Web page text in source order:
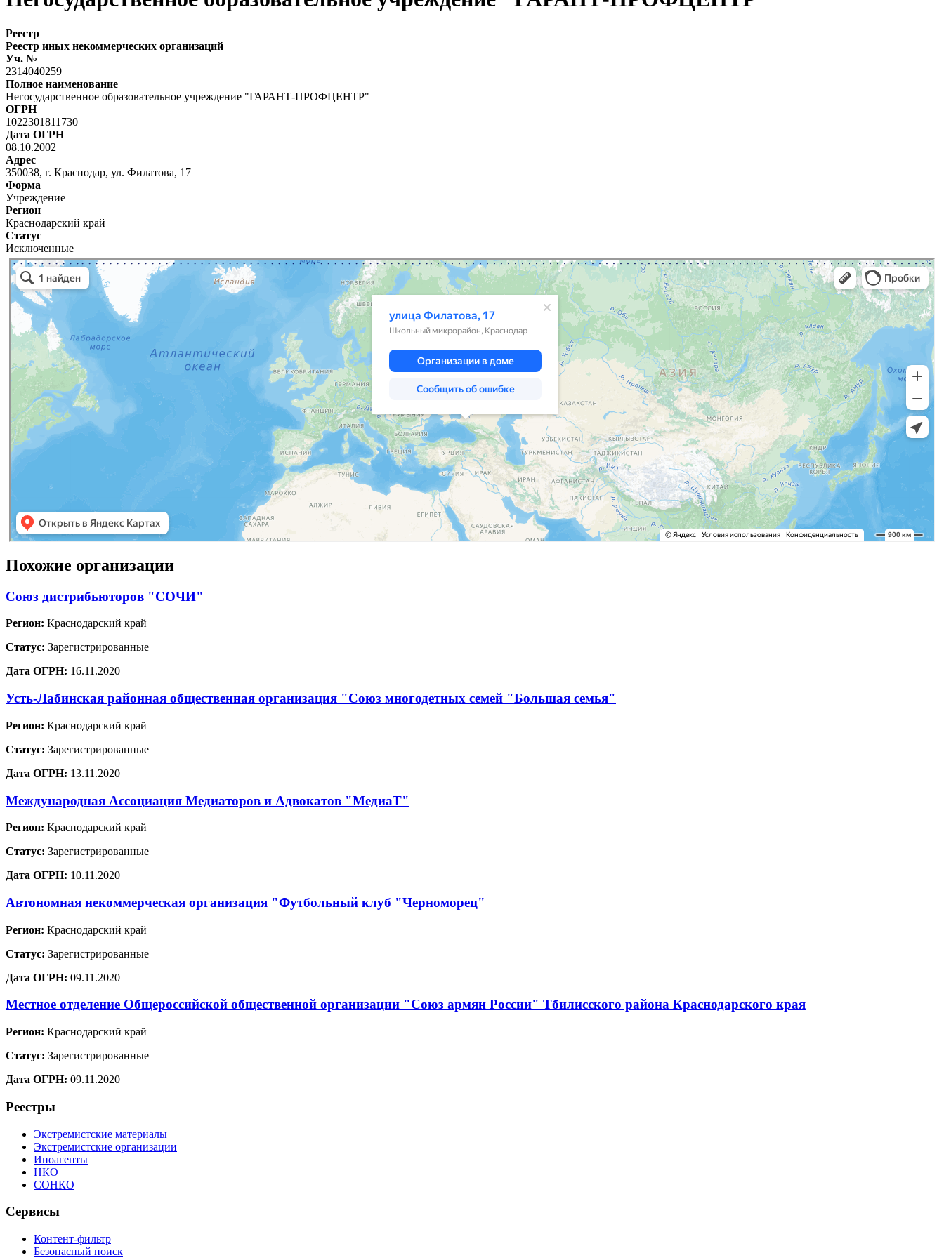
Реестр
Реестр иных некоммерческих организаций
Уч. №
2314040259
Полное наименование
Негосударственное образовательное учреждение "ГАРАНТ-ПРОФЦЕНТР"
ОГРН
1022301811730
Дата ОГРН
08.10.2002
Адрес
350038, г. Краснодар, ул. Филатова, 17
Форма
Учреждение
Регион
Краснодарский край
Статус
Исключенные
Похожие организации
Союз дистрибьюторов "СОЧИ"
Регион: Краснодарский край
Статус: Зарегистрированные
Дата ОГРН: 16.11.2020
Усть-Лабинская районная общественная организация "Союз многодетных семей "Большая семья"
Регион: Краснодарский край
Статус: Зарегистрированные
Дата ОГРН: 13.11.2020
Международная Ассоциация Медиаторов и Адвокатов "МедиаТ"
Регион: Краснодарский край
Статус: Зарегистрированные
Дата ОГРН: 10.11.2020
Автономная некоммерческая организация "Футбольный клуб "Черноморец"
Регион: Краснодарский край
Статус: Зарегистрированные
Дата ОГРН: 09.11.2020
Местное отделение Общероссийской общественной организации "Союз армян России" Тбилисского района Краснодарского края
Регион: Краснодарский край
Статус: Зарегистрированные
Дата ОГРН: 09.11.2020
Реестры
Экстремистские материалы
Экстремистские организации
Иноагенты
НКО
СОНКО
Сервисы
Контент-фильтр
Безопасный поиск